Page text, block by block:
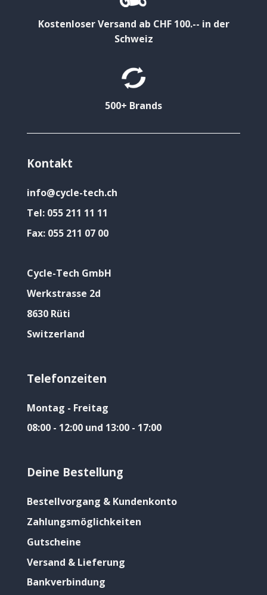
Kostenloser Versand ab CHF 100.-- in der
Schweiz
500+ Brands
Kontakt
info@cycle-tech.ch
Tel: 055 211 11 11
Fax: 055 211 07 00
Cycle-Tech GmbH
Werkstrasse 2d
8630 Rüti
Switzerland
Telefonzeiten
Montag - Freitag
08:00 - 12:00 und 13:00 - 17:00
Deine Bestellung
Bestellvorgang & Kundenkonto
Zahlungsmöglichkeiten
Gutscheine
Versand & Lieferung
Bankverbindung